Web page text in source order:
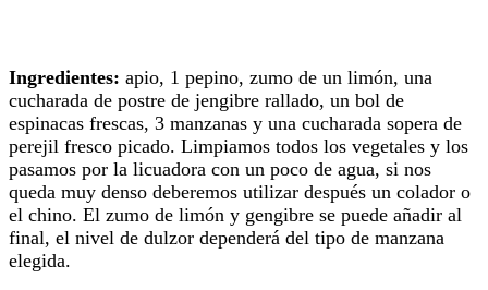
Ingredientes: apio, 1 pepino, zumo de un limón, una
cucharada de postre de jengibre rallado, un bol de
espinacas frescas, 3 manzanas y una cucharada sopera de
perejil fresco picado. Limpiamos todos los vegetales y los
pasamos por la licuadora con un poco de agua, si nos
queda muy denso deberemos utilizar después un colador o
el chino. El zumo de limón y gengibre se puede añadir al
final, el nivel de dulzor dependerá del tipo de manzana
elegida.